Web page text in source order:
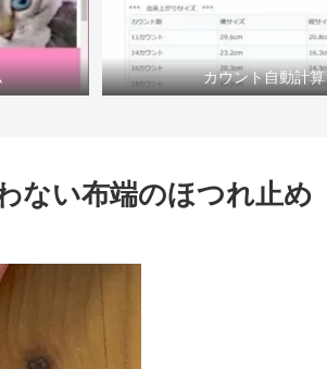
カウント自動計算
ない布端のほつれ止め